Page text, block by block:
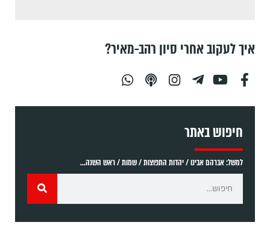
איך לעקוב אחרי סיון רהב-מאיר?
חיפוש באתר
למשל: אברהם אבינו / יהדות התפוצות / שמות / ראש השנה...